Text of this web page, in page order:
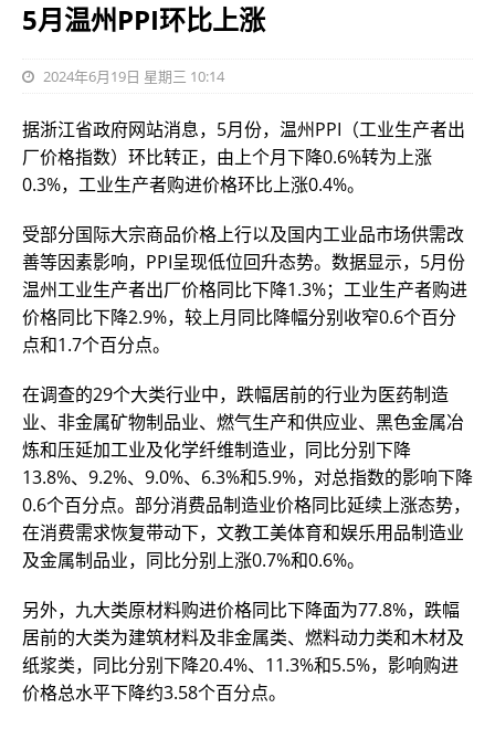
5月温州PPI环比上涨
2024年6月19日 星期三 10:14
据浙江省政府网站消息，5月份，温州PPI（工业生产者出
厂价格指数）环比转正，由上个月下降0.6%转为上涨
0.3%，工业生产者购进价格环比上涨0.4%。
受部分国际大宗商品价格上行以及国内工业品市场供需改
善等因素影响，PPI呈现低位回升态势。数据显示，5月份
温州工业生产者出厂价格同比下降1.3%；工业生产者购进
价格同比下降2.9%，较上月同比降幅分别收窄0.6个百分
点和1.7个百分点。
在调查的29个大类行业中，跌幅居前的行业为医药制造
业、非金属矿物制品业、燃气生产和供应业、黑色金属冶
炼和压延加工业及化学纤维制造业，同比分别下降
13.8%、9.2%、9.0%、6.3%和5.9%，对总指数的影响下降
0.6个百分点。部分消费品制造业价格同比延续上涨态势，
在消费需求恢复带动下，文教工美体育和娱乐用品制造业
及金属制品业，同比分别上涨0.7%和0.6%。
另外，九大类原材料购进价格同比下降面为77.8%，跌幅
居前的大类为建筑材料及非金属类、燃料动力类和木材及
纸浆类，同比分别下降20.4%、11.3%和5.5%，影响购进
价格总水平下降约3.58个百分点。